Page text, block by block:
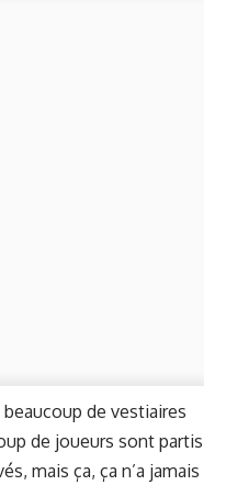
beaucoup de vestiaires
de joueurs sont partis
mais ça, ça n’a jamais